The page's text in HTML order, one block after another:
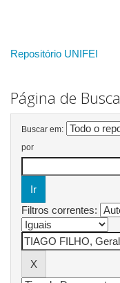
Repositório UNIFEI
Página de Busca
Buscar em:
por
Filtros correntes: